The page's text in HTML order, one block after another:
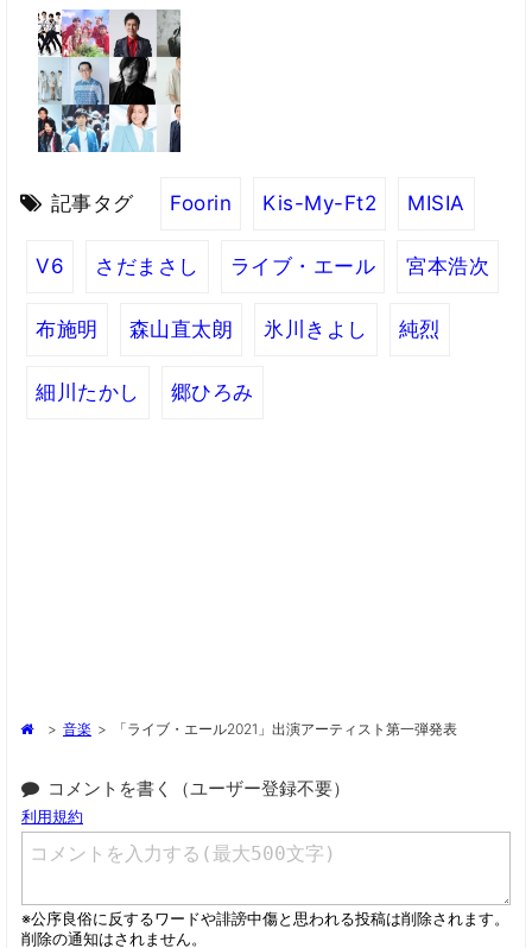
記事タグ Foorin Kis-My-Ft2 MISIA
V6 さだまさし ライブ・エール 宮本浩次
布施明 森山直太朗 氷川きよし 純烈
細川たかし 郷ひろみ
> 音楽 > 「ライブ・エール2021」出演アーティスト第一弾発表
コメントを書く（ユーザー登録不要）